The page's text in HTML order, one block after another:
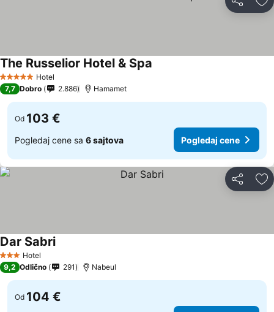
Deli
5 ZvezdiceHotel
The Russelior Hotel & Spa
7,7 Dobro 2.886 Hamamet
Od 103 €
Pogledaj cene sa 6 sajtova Pogledaj cene
Deli
3 Zvezdice
Hotel
Dar Sabri
9,2 Odlično 291 Nabeul
Od 104 €